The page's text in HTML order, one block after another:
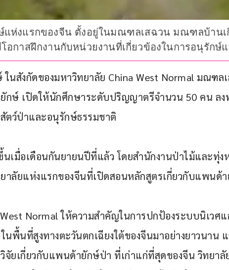
ห่งแรกของจีน ตั้งอยู่ในมณฑลเสฉวน มณฑลบ้านเ
อกาสฝึกงานกับหน่วยงานที่เกี่ยวข้องในการอนุรักษ์
นสังกัดของมหาวิทยาลัย China West Normal มณฑล
กษ์ เปิดให้นักศึกษาระดับปริญญาตรีจำนวน 50 คน ลง
ตว์ป่าและอนุรักษ์ธรรมชาติ
เมื่อเดือนกันยายนปีที่แล้ว โดยสำนักงานป่าไม้และทุ่ง
าลัยแห่งแรกของจีนที่เปิดสอนหลักสูตรเกี่ยวกับแพนด้า
Normal ให้ความสําคัญในการปกป้องระบบนิเวศแ
นพื้นที่สูงทางตะวันตกเฉียงใต้ของจีนมาอย่างยาวนาน
จัยเกี่ยวกับแพนด้ายักษ์ป่า ที่เก่าแก่ที่สุดของจีน วิทยา